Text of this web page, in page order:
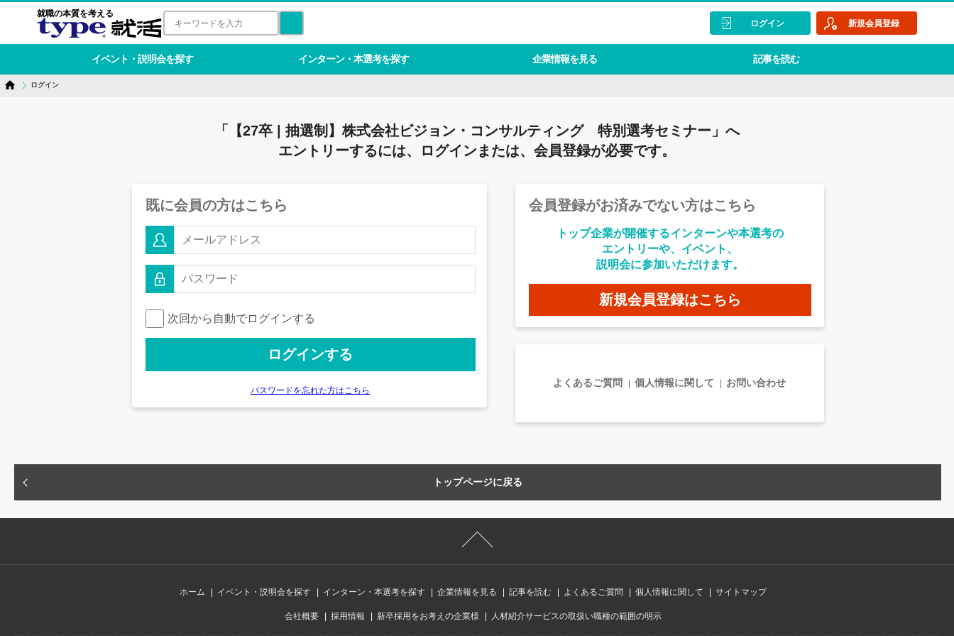
就職の本質を考える
イベント・説明会を探す インターン・本選考を探す 企業情報を見る 記事を読む
ログイン 新規会員登録
ログイン
「【27卒 | 抽選制】株式会社ビジョン・コンサルティング 特別選考セミナー」へ
エントリーするには、ログインまたは、会員登録が必要です。
既に会員の方はこちら
次回から自動でログインする
パスワードを忘れた方はこちら
会員登録がお済みでない方はこちら
トップ企業が開催するインターンや本選考の
エントリーや、イベント、
説明会に参加いただけます。
新規会員登録はこちら
よくあるご質問 個人情報に関して お問い合わせ
トップページに戻る
ホーム イベント・説明会を探す インターン・本選考を探す 企業情報を見る 記事を読む よくあるご質問 個人情報に関して サイトマップ
会社概要 採用情報 新卒採用をお考えの企業様 人材紹介サービスの取扱い職種の範囲の明示